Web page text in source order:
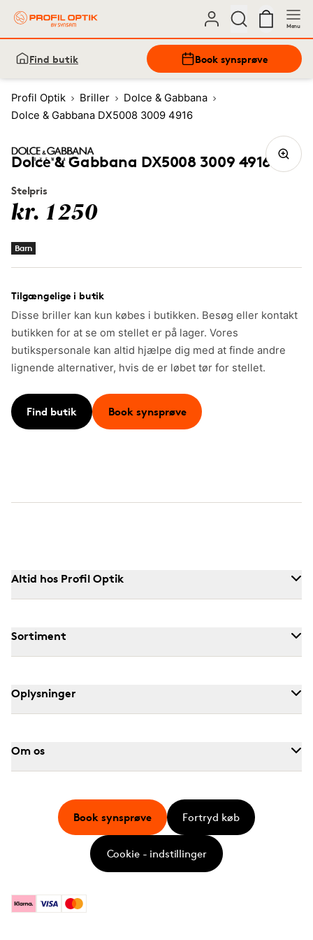
Menu
Find butik Book synsprøve
Profil Optik Briller
Dolce & Gabbana
Dolce & Gabbana DX5008 3009 4916
Dolce & Gabbana DX5008 3009 4916
Stelpris
kr. 1250
Barn
Tilgængelige i butik
Disse briller kan kun købes i butikken. Besøg eller kontakt
butikken for at se om stellet er på lager. Vores
butikspersonale kan altid hjælpe dig med at finde andre
lignende alternativer, hvis de er løbet tør for stellet.
Find butik Book synsprøve
Altid hos Profil Optik
Sortiment
Oplysninger
Om os
KlarnaVisa Mastercard
Book synsprøve Fortryd køb
Cookie - indstillinger